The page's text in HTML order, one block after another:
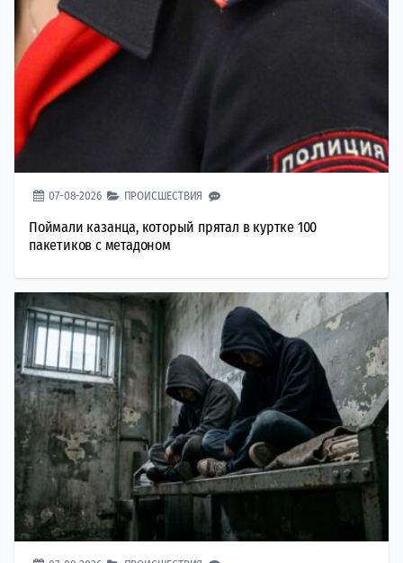
07-08-2026 ПРОИСШЕСТВИЯ
Поймали казанца, который прятал в куртке 100
пакетиков с метадоном